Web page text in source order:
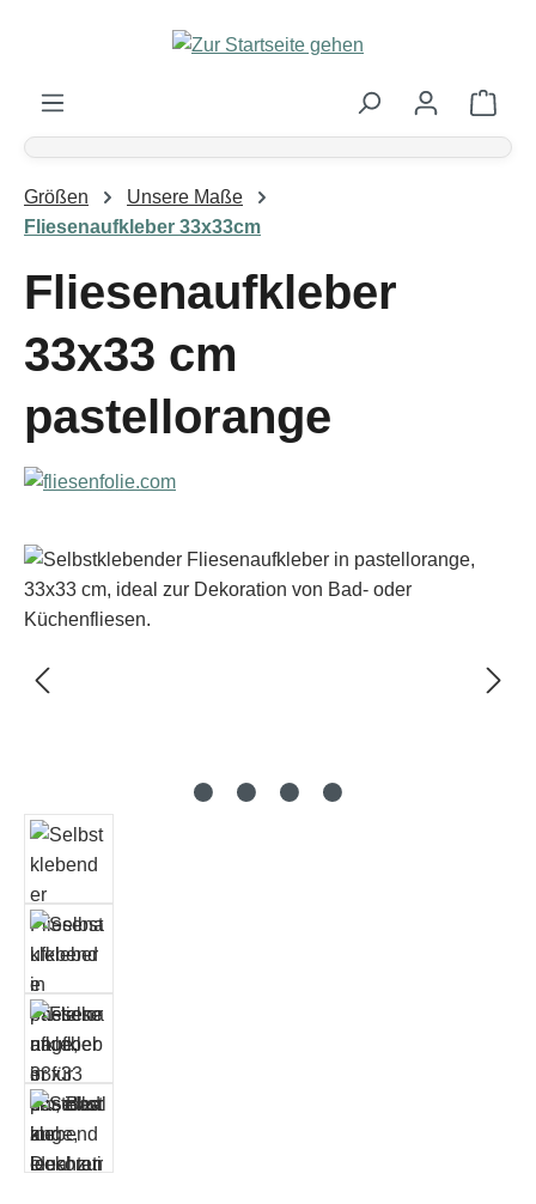
Zum Hauptinhalt springen
Größen
Unsere Maße
Fliesenaufkleber 33x33cm
Fliesenaufkleber
33x33 cm
pastellorange
Bildergalerie überspringen